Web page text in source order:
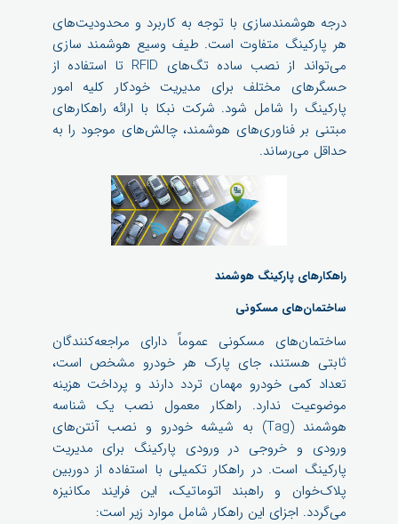
درجه هوشمندسازی با توجه به کاربرد و محدودیت‌های
هر پارکینگ متفاوت است. طیف وسیع هوشمند سازی
می‌تواند از نصب ساده تگ‌های RFID تا استفاده از
حسگرهای مختلف برای مدیریت خودکار کلیه امور
پارکینگ را شامل شود. شرکت نبکا با ارائه راهکارهای
مبتنی بر فناوری‌های هوشمند، چالش‌های موجود را به
حداقل می‌رساند.
راهکارهای پارکینگ هوشمند
ساختمان‌های مسکونی
ساختمان‌های مسکونی عموماً دارای مراجعه‌کنندگان
ثابتی هستند، جای پارک هر خودرو مشخص است،
تعداد کمی خودرو مهمان تردد دارند و پرداخت هزینه
موضوعیت ندارد. راهکار معمول نصب یک شناسه
هوشمند (Tag) به شیشه خودرو و نصب آنتن‌های
ورودی و خروجی در ورودی پارکینگ برای مدیریت
پارکینگ است. در راهکار تکمیلی با استفاده از دوربین
پلاک‌خوان و راهبند اتوماتیک، این فرایند مکانیزه‌
می‌گردد. اجزای این راهکار شامل موارد زیر است: